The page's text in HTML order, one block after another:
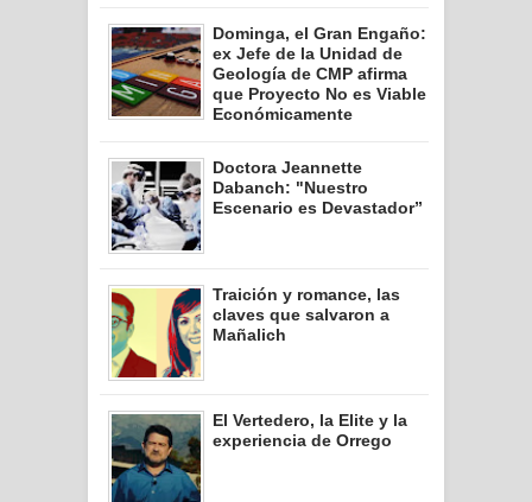
Dominga, el Gran Engaño:
ex Jefe de la Unidad de
Geología de CMP afirma
que Proyecto No es Viable
Económicamente
Doctora Jeannette
Dabanch: "Nuestro
Escenario es Devastador”
Traición y romance, las
claves que salvaron a
Mañalich
El Vertedero, la Elite y la
experiencia de Orrego